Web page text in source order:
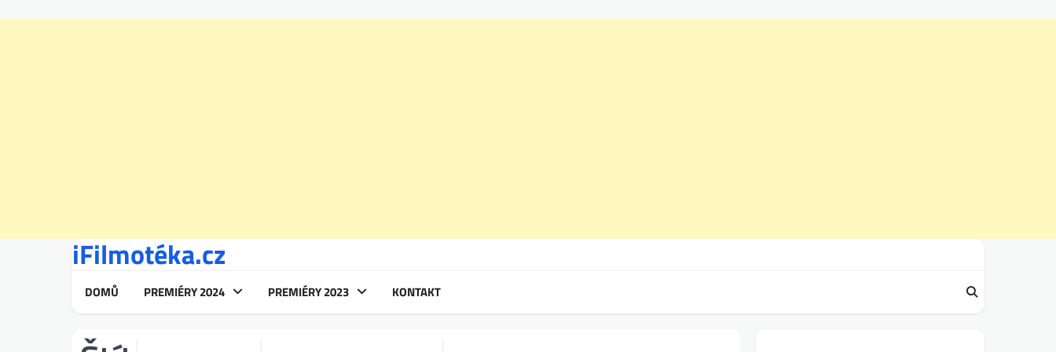
iFilmotéka.cz
DOMŮ PREMIÉRY 2024 PREMIÉRY 2023 KONTAKT